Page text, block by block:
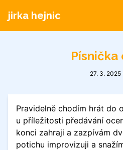
jirka hejnic
Písnička
27. 3.
Pravidelně chodím hrát do
u příležitosti předávání
konci zahraji a zazpívám
potichu improvizuji a